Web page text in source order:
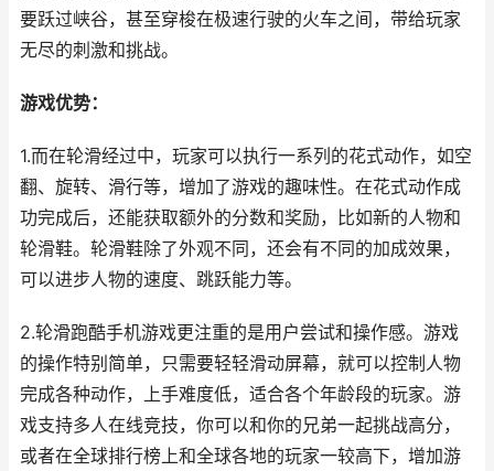
要跃过峡谷，甚至穿梭在极速行驶的火车之间，带给玩家
无尽的刺激和挑战。
游戏优势：
1.而在轮滑经过中，玩家可以执行一系列的花式动作，如空
翻、旋转、滑行等，增加了游戏的趣味性。在花式动作成
功完成后，还能获取额外的分数和奖励，比如新的人物和
轮滑鞋。轮滑鞋除了外观不同，还会有不同的加成效果，
可以进步人物的速度、跳跃能力等。
2.轮滑跑酷手机游戏更注重的是用户尝试和操作感。游戏
的操作特别简单，只需要轻轻滑动屏幕，就可以控制人物
完成各种动作，上手难度低，适合各个年龄段的玩家。游
戏支持多人在线竞技，你可以和你的兄弟一起挑战高分，
或者在全球排行榜上和全球各地的玩家一较高下，增加游